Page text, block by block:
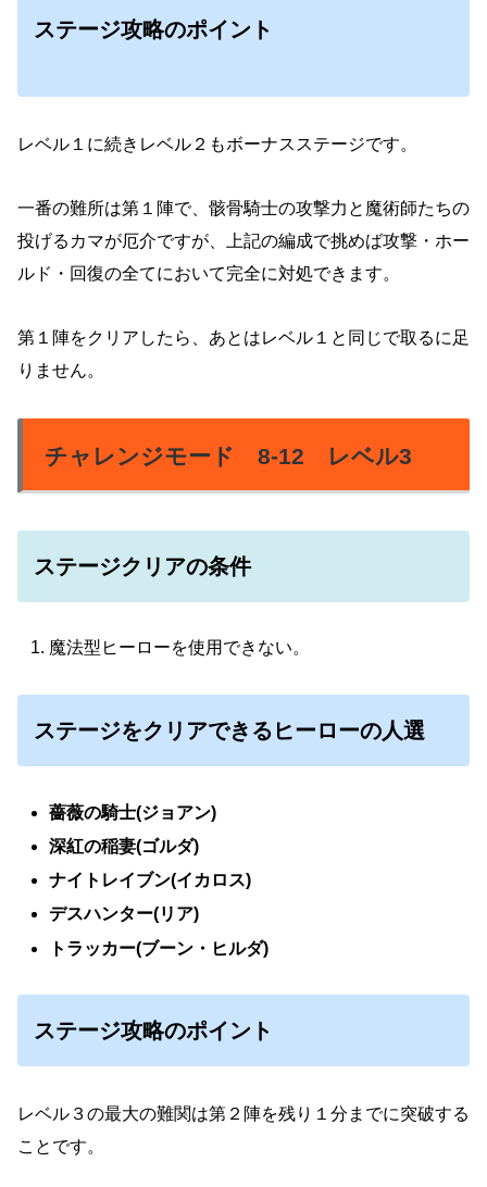
ステージ攻略のポイント
レベル１に続きレベル２もボーナスステージです。
一番の難所は第１陣で、骸骨騎士の攻撃力と魔術師たちの
投げるカマが厄介ですが、上記の編成で挑めば攻撃・ホー
ルド・回復の全てにおいて完全に対処できます。
第１陣をクリアしたら、あとはレベル１と同じで取るに足
りません。
チャレンジモード 8-12 レベル3
ステージクリアの条件
魔法型ヒーローを使用できない。
ステージをクリアできるヒーローの人選
薔薇の騎士(ジョアン)
深紅の稲妻(ゴルダ)
ナイトレイブン(イカロス)
デスハンター(リア)
トラッカー(ブーン・ヒルダ)
ステージ攻略のポイント
レベル３の最大の難関は第２陣を残り１分までに突破する
ことです。